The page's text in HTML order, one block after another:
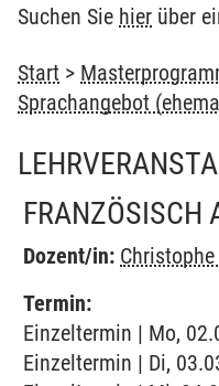
Suchen Sie hier über
Start >
Sprachangebot
FRANZÖSISCH
Dozent/in:
Termin:
Einzeltermin | Mo,
Einzeltermin | Di,